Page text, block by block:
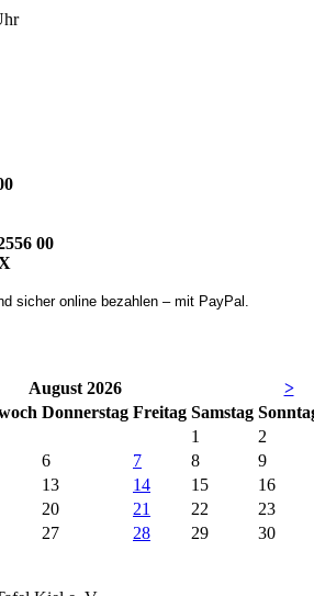
00
August 2026
>
Donnerstag Freitag Samstag So
1
2
6 7 8
9
13 14 15
16
20 21 22
23
27 28 29
30